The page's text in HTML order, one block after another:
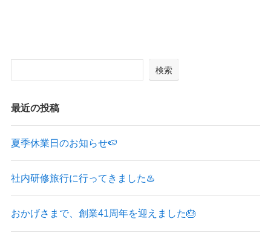
検索
最近の投稿
夏季休業日のお知らせ🍉
社内研修旅行に行ってきました♨️
おかげさまで、創業41周年を迎えました🎂